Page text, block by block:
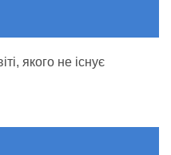
якого не існує